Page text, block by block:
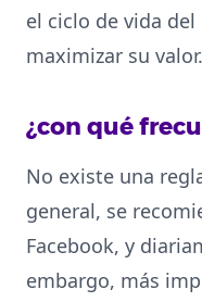
el ciclo de vida
maximizar su valor.
¿con qué
No existe una
general, se
Facebook, y
embargo, más